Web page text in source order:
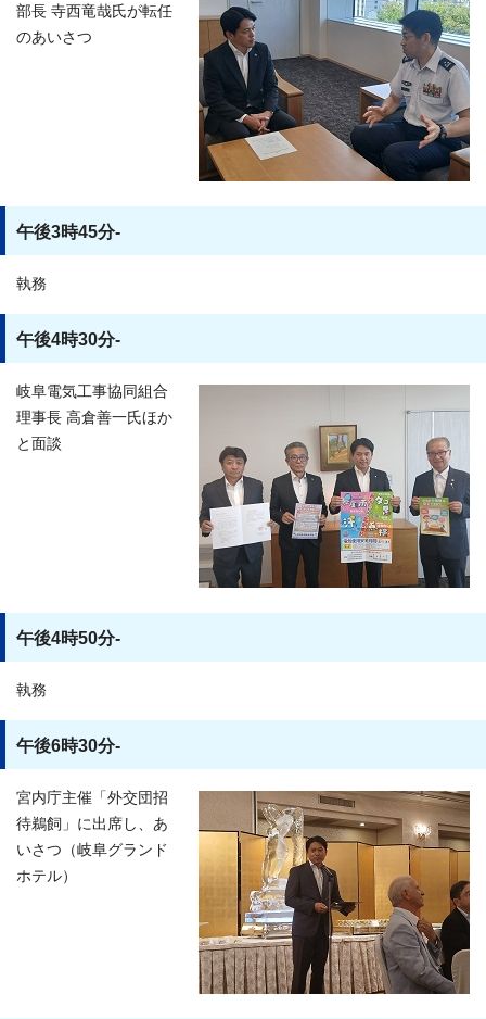
部長 寺西竜哉氏が転任
のあいさつ
午後3時45分-
執務
午後4時30分-
岐阜電気工事協同組合
理事長 高倉善一氏ほか
と面談
午後4時50分-
執務
午後6時30分-
宮内庁主催「外交団招
待鵜飼」に出席し、あ
いさつ（岐阜グランド
ホテル）